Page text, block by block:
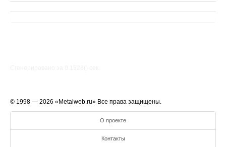
© 1998 — 2026 «Metalweb.ru» Все права защищены.
О проекте
Контакты